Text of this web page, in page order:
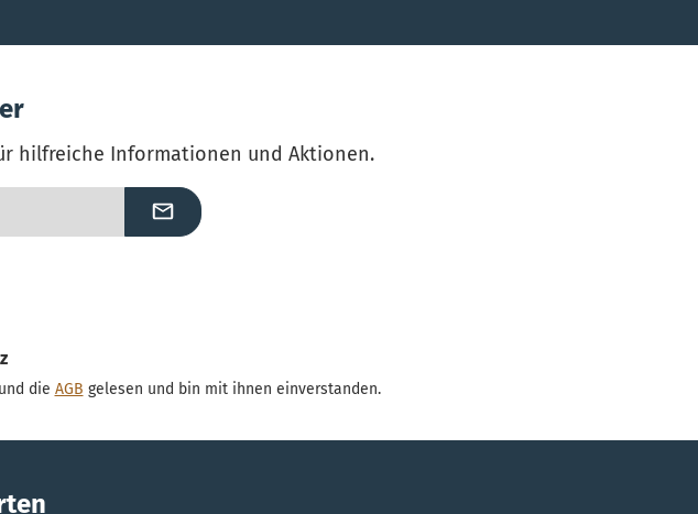
hilfreiche Informationen und Aktionen.
die AGB gelesen und bin mit ihnen einverstanden.